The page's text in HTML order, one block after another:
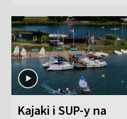
Kajaki i SUP-y na